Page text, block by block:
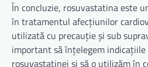
În concluzie, rosuvastatina este
în tratamentul afecțiunilor
utilizată cu precauție și sub
important să înțelegem
rosuvastatinei și să o utilizăm în